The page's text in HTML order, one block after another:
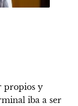
propios y
iba a ser